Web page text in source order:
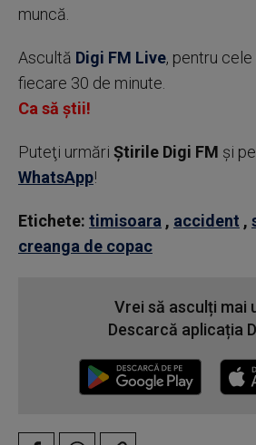
muncă.
Ascultă Digi FM Live, pentru
fiecare 30 de minute.
Ca să știi!
Puteţi urmări Știrile Digi FM şi pe
WhatsApp!
Etichete: timisoara , accident ,
creanga de copac
Vrei să asculți mai
Descarcă aplicația